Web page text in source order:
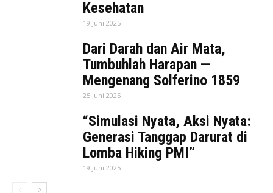
Kesehatan
19 Juni 2025
Dari Darah dan Air Mata,
Tumbuhlah Harapan —
Mengenang Solferino 1859
25 Juni 2025
“Simulasi Nyata, Aksi Nyata:
Generasi Tanggap Darurat di
Lomba Hiking PMI”
19 Juni 2025